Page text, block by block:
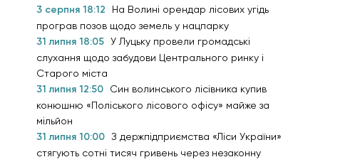
3 серпня 18:12
На Волині орендар лісових угідь
програв позов щодо земель у нацпарку
31 липня 18:05 У Луцьку провели громадські
слухання щодо забудови Центрального ринку і
Старого міста
31 липня 12:50
Син волинського лісівника купив
конюшню «Поліського лісового офісу» майже за
мільйон
31 липня 10:00 З держпідприємства «Ліси України»
стягують сотні тисяч гривень через незаконну